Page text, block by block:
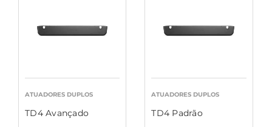
ATUADORES DUPLOS
TD4 Avançado
ATUADORES DUPLOS
TD4 Padrão